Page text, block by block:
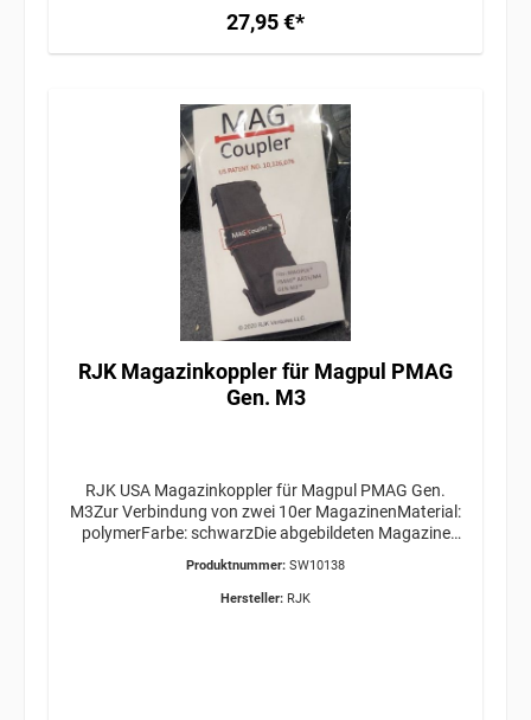
27,95 €*
RJK Magazinkoppler für Magpul PMAG
Gen. M3
RJK USA Magazinkoppler für Magpul PMAG Gen.
M3Zur Verbindung von zwei 10er MagazinenMaterial:
polymerFarbe: schwarzDie abgebildeten Magazine
Produktnummer: SW10138
Hersteller: RJK